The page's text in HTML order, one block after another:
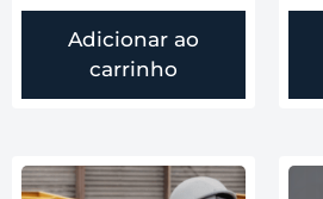
Adicionar ao
carrinho